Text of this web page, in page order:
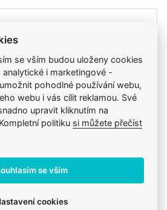
Veterix
objednat? Nevíte si rady s výběrem
8–15h)
se vším budou uloženy cookies
analytické i marketingové -
pohodlné používání webu,
webu i vás cílit reklamou. Své
upravit kliknutím na
politiku si můžete přečíst
se vším
cookies